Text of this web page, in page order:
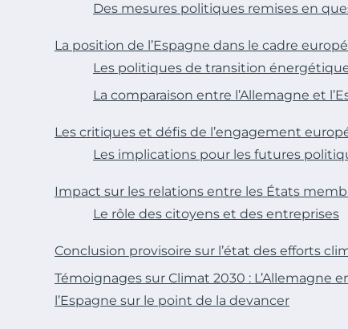
Des mesures politiques remises en
La position de l’Espagne dans le cadre
Les politiques de transition
La comparaison entre l’Allemagne et
Les critiques et défis de l’engagement
Les implications pour les futures
Impact sur les relations entre les États
Le rôle des citoyens et des entreprises
Conclusion provisoire sur l’état des efforts
Témoignages sur Climat 2030 : L’Allemagne
l’Espagne sur le point de la devancer